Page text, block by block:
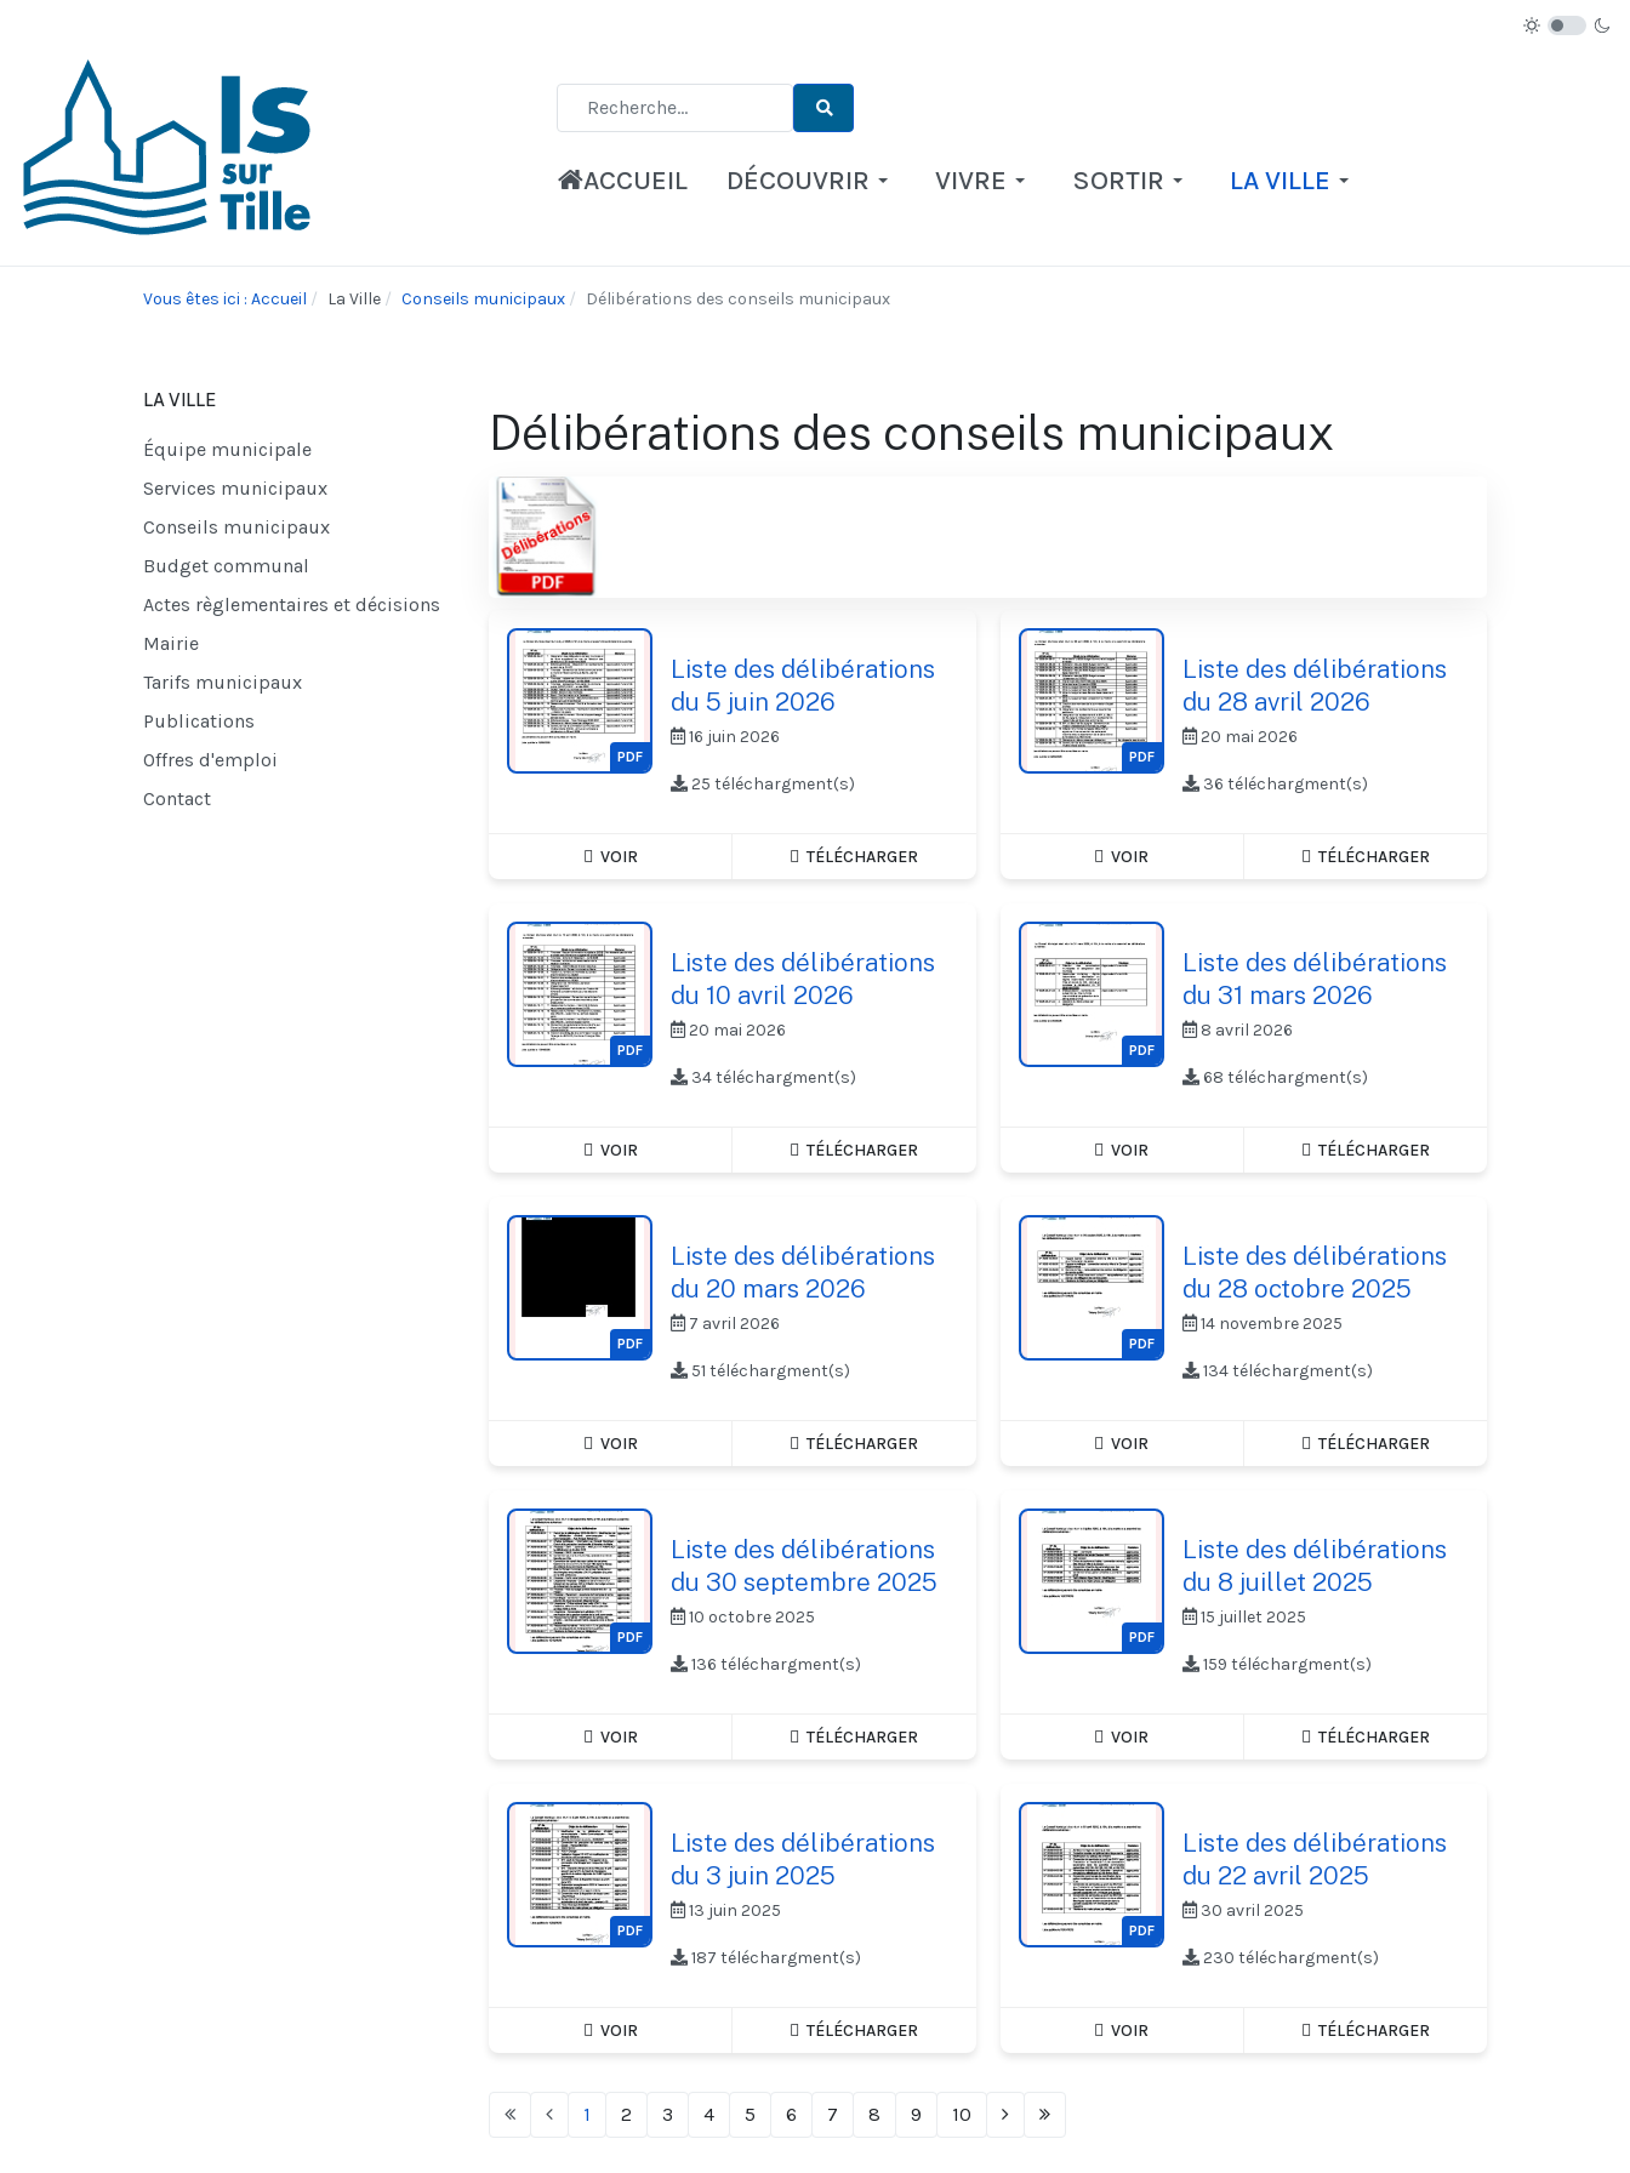
ACCUEIL DÉCOUVRIR VIVRE SORTIR LA VILLE
Vous êtes ici : Accueil La Ville Conseils municipaux Délibérations des conseils municipaux
Délibérations des conseils municipaux
PDF
Liste des délibérations
du 5 juin 2026
16 juin 2026
25 téléchargment(s)
VOIR TÉLÉCHARGER
PDF
Liste des délibérations
du 28 avril 2026
20 mai 2026
36 téléchargment(s)
VOIR TÉLÉCHARGER
PDF
Liste des délibérations
du 10 avril 2026
20 mai 2026
34 téléchargment(s)
VOIR TÉLÉCHARGER
PDF
Liste des délibérations
du 31 mars 2026
8 avril 2026
68 téléchargment(s)
VOIR TÉLÉCHARGER
PDF
Liste des délibérations
du 20 mars 2026
7 avril 2026
51 téléchargment(s)
VOIR TÉLÉCHARGER
PDF
Liste des délibérations
du 28 octobre 2025
14 novembre 2025
134 téléchargment(s)
VOIR TÉLÉCHARGER
PDF
Liste des délibérations
du 30 septembre 2025
10 octobre 2025
136 téléchargment(s)
VOIR TÉLÉCHARGER
PDF
Liste des délibérations
du 8 juillet 2025
15 juillet 2025
159 téléchargment(s)
VOIR TÉLÉCHARGER
PDF
Liste des délibérations
du 3 juin 2025
13 juin 2025
187 téléchargment(s)
VOIR TÉLÉCHARGER
PDF
Liste des délibérations
du 22 avril 2025
30 avril 2025
230 téléchargment(s)
VOIR TÉLÉCHARGER
1 2 3 4 5 6 7 8 9 10
LA VILLE
Équipe municipale
Services municipaux
Conseils municipaux
Budget communal
Actes règlementaires et décisions
Mairie
Tarifs municipaux
Publications
Offres d'emploi
Contact